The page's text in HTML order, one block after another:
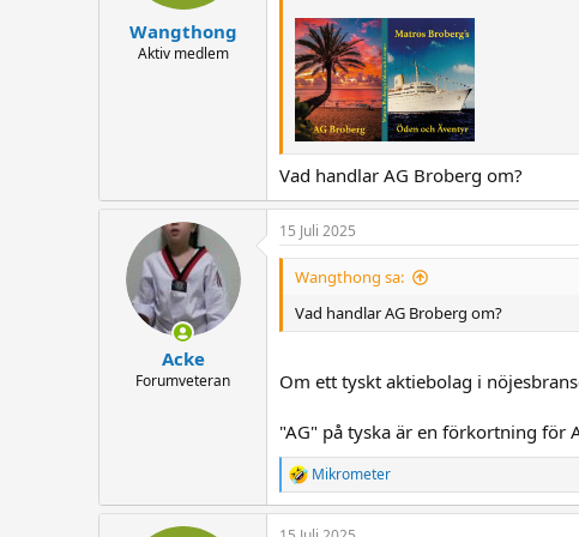
Wangthong
Aktiv medlem
Vad handlar AG Broberg om?
Acke
Forumveteran
15 Juli 2025
Wangthong sa:
Vad handlar AG Broberg om?
Om ett tyskt aktiebolag i
"AG" på tyska är en förkortning för
R
e
a
Mikrometer